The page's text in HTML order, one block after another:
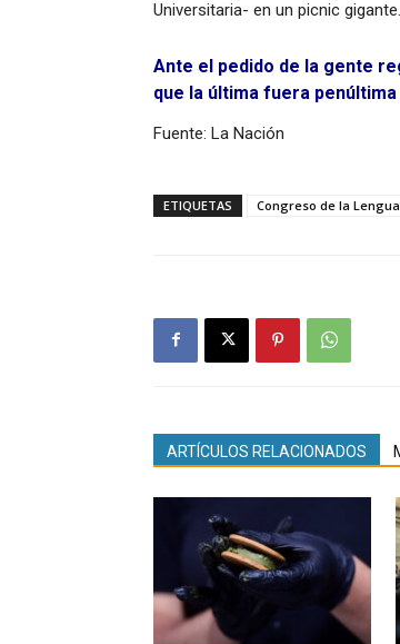
Universitaria- en un picnic
Ante el pedido de la gente
que la última fuera
Fuente: La Nación
ETIQUETAS Congreso de la
ARTÍCULOS RELACIONADOS